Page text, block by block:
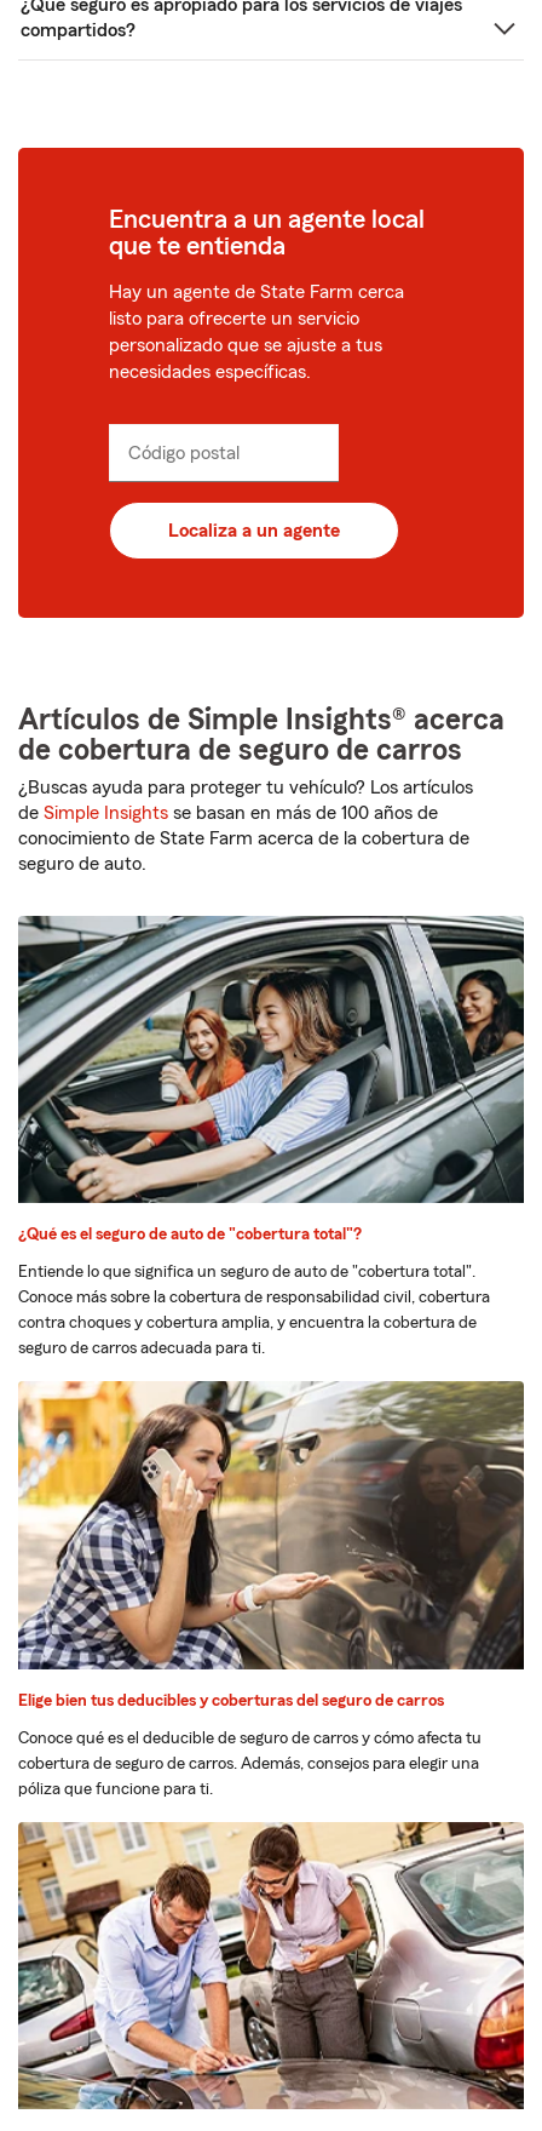
¿Qué seguro es apropiado para los servicios de viajes
compartidos?
Encuentra a un agente local
que te entienda
Hay un agente de State Farm cerca
listo para ofrecerte un servicio
personalizado que se ajuste a tus
necesidades específicas.
Código postal
de
5
_____
Localiza a un agente
Artículos de Simple Insights® acerca
de cobertura de seguro de carros
¿Buscas ayuda para proteger tu vehículo? Los artículos
de Simple Insights se basan en más de 100 años de
conocimiento de State Farm acerca de la cobertura de
seguro de auto.
¿Qué es el seguro de auto de "cobertura total"?
Entiende lo que significa un seguro de auto de "cobertura total".
Conoce más sobre la cobertura de responsabilidad civil, cobertura
contra choques y cobertura amplia, y encuentra la cobertura de
seguro de carros adecuada para ti.
Elige bien tus deducibles y coberturas del seguro de carros
Conoce qué es el deducible de seguro de carros y cómo afecta tu
cobertura de seguro de carros. Además, consejos para elegir una
póliza que funcione para ti.